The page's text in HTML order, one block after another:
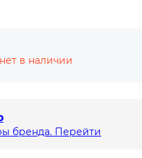
в наличии
бренда. Перейти